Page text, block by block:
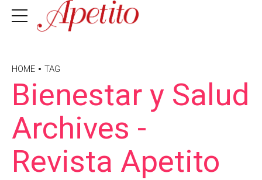
HOME TAG
Bienestar y Salud
Archives -
Revista Apetito